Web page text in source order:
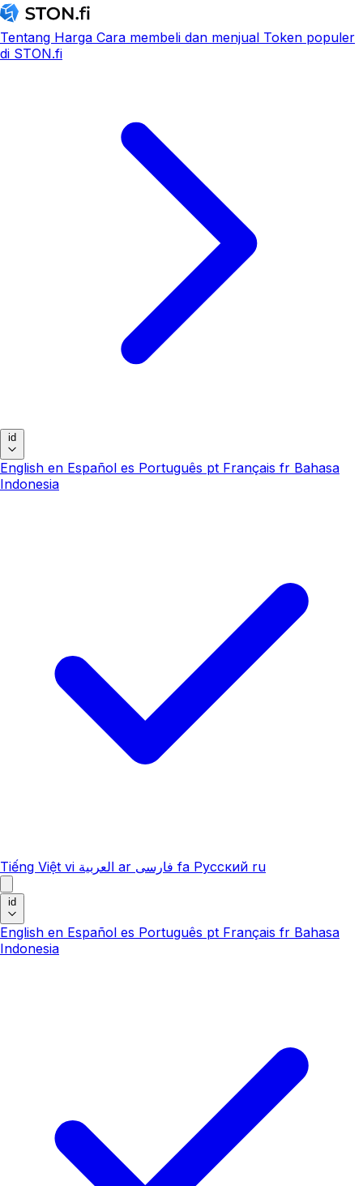
Tentang Harga Cara membeli dan menjual Token populer
di STON.fi
id
English en Español es Português pt Français fr Bahasa
Indonesia
Tiếng Việt vi العربية ar فارسی fa Русский ru
id
English en Español es Português pt Français fr Bahasa
Indonesia